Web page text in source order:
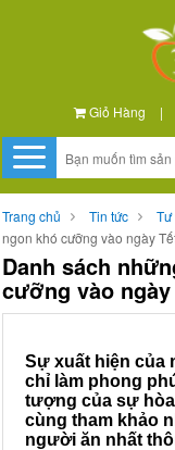
Giỏ Hàng |
Trang chủ Tin tức Tư
ngon khó cưỡng vào ngày
Danh sách
cưỡng vào
Sự xuất hiện của
chỉ làm phong
tượng của sự hòa
cùng tham khảo
người ăn nhất